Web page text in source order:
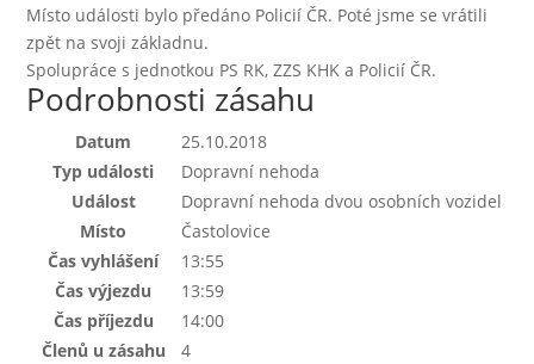
Místo události bylo předáno Policií ČR. Poté jsme se vrátili
zpět na svoji základnu.
Spolupráce s jednotkou PS RK, ZZS KHK a Policií ČR.
Podrobnosti zásahu
Datum
25.10.2018
Typ události
Dopravní nehoda
Událost
Dopravní nehoda dvou osobních vozidel
Místo
Častolovice
Čas vyhlášení
13:55
Čas výjezdu
13:59
Čas příjezdu
14:00
Členů u zásahu
4